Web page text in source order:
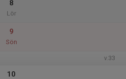
8
Lör
9
Sön
v.33
10